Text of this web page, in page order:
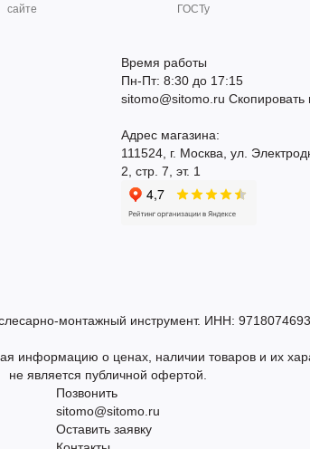
сайте
ГОСТу
Время работы
Пн-Пт: 8:30 до 17:15
sitomo@sitomo.ru Скопировать
Адрес магазина:
111524, г. Москва, ул.
2, стр. 7, эт. 1
монтажный инструмент. ИНН:
информацию о ценах, наличии товаров и их
не является публичной офертой.
Позвонить
sitomo@sitomo.ru
Оставить заявку